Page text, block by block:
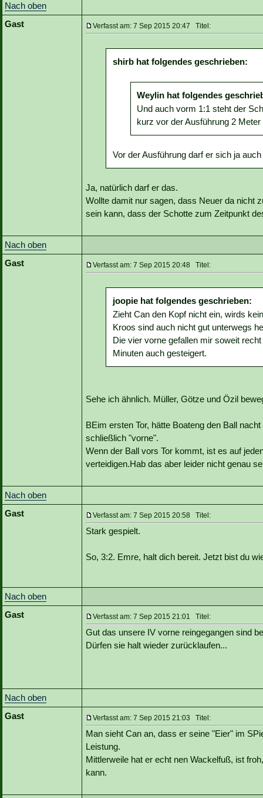
Nach oben
Gast
Verfasst am: 7 Sep 2015 20:47 Titel:
shirb hat folgendes geschrieben:
Weylin hat folgendes
Und auch vorm 1:1 steht der
kurz vor der Ausführung 2
Vor der Ausführung darf er sich ja
Ja, natürlich darf er das.
Wollte damit nur sagen, dass Neuer da nicht
sein kann, dass der Schotte zum Zeitpunkt
Nach oben
Gast
Verfasst am: 7 Sep 2015 20:48 Titel:
joopie hat folgendes geschrieben:
Zieht Can den Kopf nicht ein, wirds
Kroos sind auch nicht gut unterwegs
Die vier vorne gefallen mir soweit
Minuten auch gesteigert.
Sehe ich ähnlich. Müller, Götze und Özil
BEim ersten Tor, hätte Boateng den Ball
schließlich "vorne".
Wenn der Ball vors Tor kommt, ist es auf
verteidigen.Hab das aber leider nicht genau
Nach oben
Gast
Verfasst am: 7 Sep 2015 20:58 Titel:
Stark gespielt.
So, 3:2. Emre, halt dich bereit. Jetzt bist du
Nach oben
Gast
Verfasst am: 7 Sep 2015 21:01 Titel:
Gut das unsere IV vorne reingegangen sind
Dürfen sie halt wieder zurücklaufen...
Nach oben
Gast
Verfasst am: 7 Sep 2015 21:03 Titel:
Man sieht Can an, dass er seine "Eier" im
Leistung.
Mittlerweile hat er echt nen Wackelfuß, ist
kann.